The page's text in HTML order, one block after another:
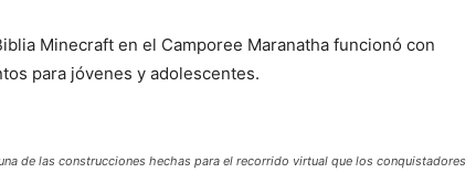
Minecraft en el Camporee Maranatha funcionó con
para jóvenes y adolescentes.
de las construcciones hechas para el recorrido virtual que los conquistadores